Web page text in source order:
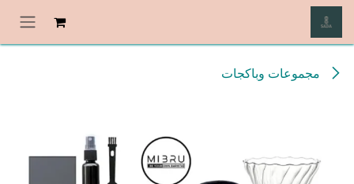
تخطي للذهاب إلى المحتوى
مجموعات وباكجات